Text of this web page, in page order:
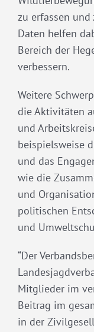
zu erfassen und
Daten helfen
Bereich der
verbessern.
Weitere
die Aktivitäten
und
beispielsweise
und das
wie die
und
politischen
und
“Der
Mitglieder im
Beitrag im
in der